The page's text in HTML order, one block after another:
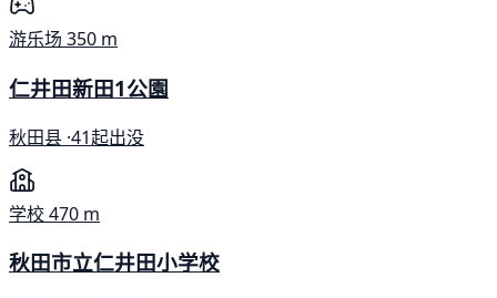
游乐场 350 m
仁井田新田1公園
秋田县 ·41起出没
学校470 m
秋田市立仁井田小学校